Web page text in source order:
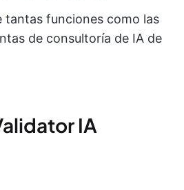
tantas funciones como las
de consultoría de IA de
IA